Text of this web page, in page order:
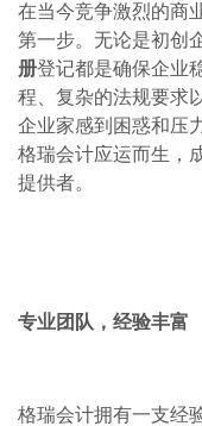
在当今竞争激烈的商
第一步。无论是初创
册登记都是确保企业
程、复杂的法规要求
企业家感到困惑和压
格瑞会计应运而生，
提供者。
专业团队，经验丰富
格瑞会计拥有一支经